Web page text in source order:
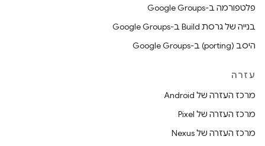
פלטפורמה ב-Google Groups
בנייה של גרסת Build ב-Google Groups
היסב (porting) ב-Google Groups
עזרה
מרכז העזרה של Android
מרכז העזרה של Pixel
מרכז העזרה של Nexus